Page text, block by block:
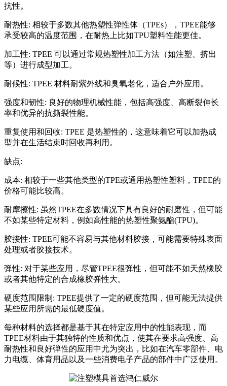
抗性。
耐热性: 相较于多数其他热塑性弹性体（TPEs），TPEE能够
承受较高的温度范围，在耐热上比如TPU塑料性能更佳。
加工性: TPEE 可以通过常规热塑性加工方法（如注塑、挤出
等）进行成型加工。
耐候性: TPEE 材料耐紫外线和臭氧老化，适合户外应用。
强度和韧性: 良好的物理机械性能，包括高强度、高断裂伸长
率和优异的抗撕裂性能。
重复使用和回收: TPEE 是热塑性的，这意味着它可以加热成
型并在生活结束时回收再利用。
缺点:
成本: 相较于一些其他类型的TPE或通用热塑性塑料，TPEE的
价格可能比较高。
耐摩擦性: 虽然TPEE在多数情况下具有良好的耐磨性，但可能
不如某些特定材料，例如高性能的热塑性聚氨酯(TPU)。
胶接性: TPEE可能不容易与其他材料胶接，可能需要特殊表面
处理或者胶接技术。
弹性: 对于某些应用，尽管TPEE很弹性，但可能不如天然橡胶
或者其他特定的合成橡胶弹性大。
硬度范围限制: TPEE提供了一定的硬度范围，但可能无法提供
某些应用所需的最低硬度值。
每种材料的选择都是基于其在特定应用中的性能表现，而
TPEE材料由于其独特的性质和优点，使其在要求高强度、高
耐热性和良好弹性的应用中尤为突出，比如在汽车零部件、电
力电缆、体育用品以及一些消费电子产品的部件中广泛使用。